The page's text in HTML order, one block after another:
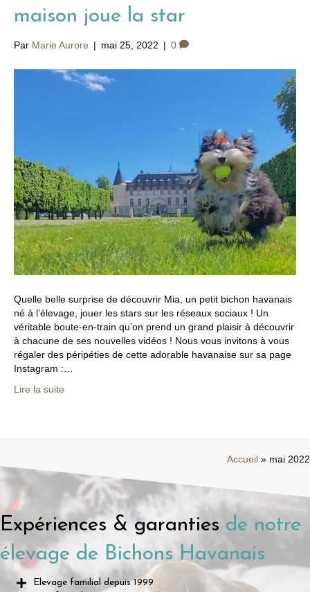
maison joue la star
Par Marie Aurore | mai 25, 2022 | 0
Quelle belle surprise de découvrir Mia, un petit bichon havanais
né à l’élevage, jouer les stars sur les réseaux sociaux ! Un
véritable boute-en-train qu’on prend un grand plaisir à découvrir
à chacune de ses nouvelles vidéos ! Nous vous invitons à vous
régaler des péripéties de cette adorable havanaise sur sa page
Instagram :…
Lire la suite
Accueil » mai 2022
Expériences & garanties de notre
élevage de Bichons Havanais
Elevage familial depuis 1999